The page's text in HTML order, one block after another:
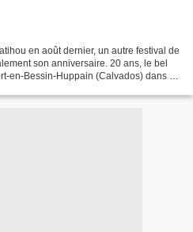
en août dernier, un autre festival de
son anniversaire. 20 ans, le bel
en-Bessin-Huppain (Calvados) dans le